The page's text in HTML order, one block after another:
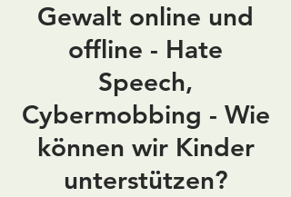
Gewalt online und
offline - Hate
Speech,
Cybermobbing - Wie
können wir Kinder
unterstützen?